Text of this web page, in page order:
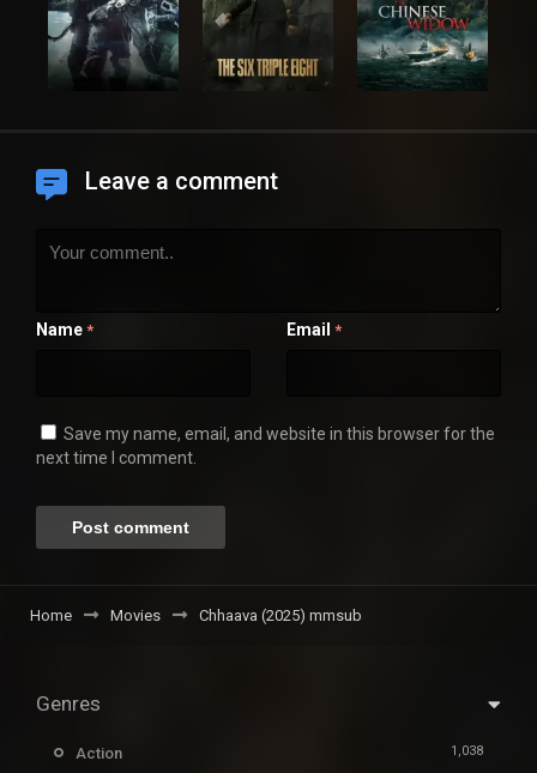
Leave a comment
Name * Email *
Save my name, email, and website in this browser for the
next time I comment.
Home Movies Chhaava (2025) mmsub
Genres
Action 1,038